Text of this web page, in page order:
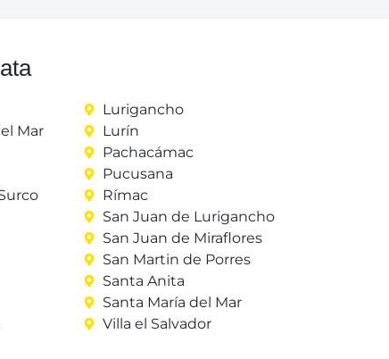
Mar
Lurigancho
Lurín
Pachacámac
Pucusana
Rímac
San Juan de Lurigancho
San Juan de Miraflores
San Martin de Porres
Santa Anita
Santa María del Mar
Villa el Salvador